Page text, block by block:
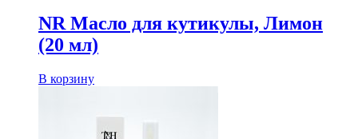
NR Масло для кутикулы, Лимон
(20 мл)
В корзину